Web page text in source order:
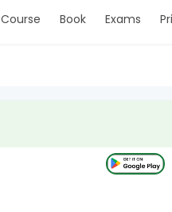
Course Book Exams